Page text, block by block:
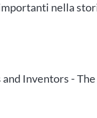
nella
Inventors -